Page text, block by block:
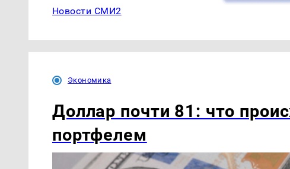
Новости СМИ2
Экономика
Доллар почти 81: что
портфелем